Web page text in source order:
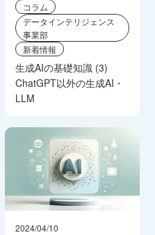
コラム
データインテリジェンス
事業部
新着情報
生成AIの基礎知識 (3)
ChatGPT以外の生成AI・
LLM
2024/04/10